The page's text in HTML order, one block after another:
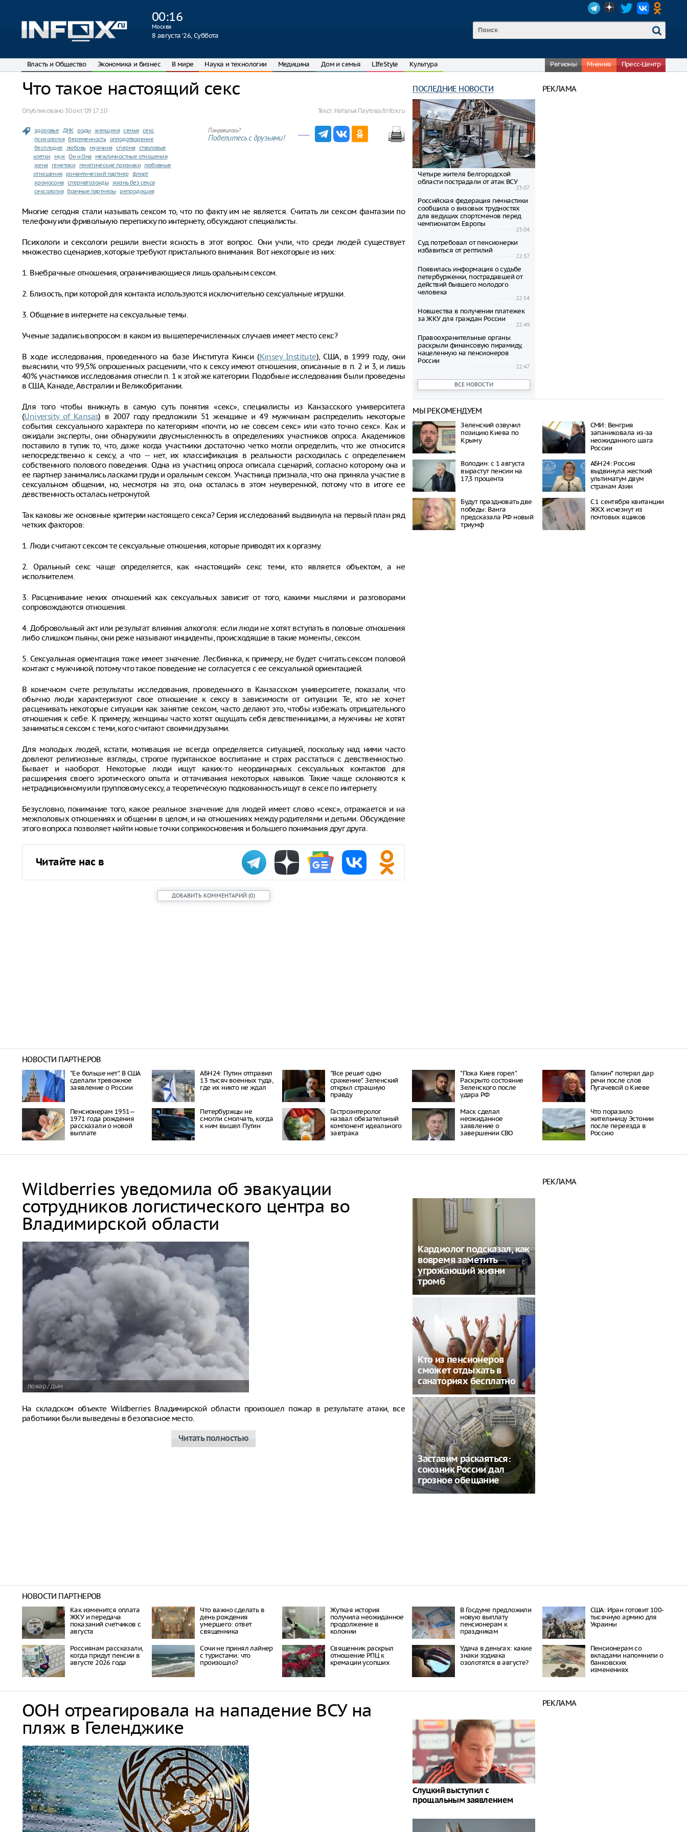
00:16
Москва
8 августа ‘26, Суббота
Власть и Общество Экономика и бизнес В мире Наука и технологии Медицина Дом и семья LIfeStyle Культура Регионы Мнения Пресс-Центр
Что такое настоящий секс
Опубликовано 30 окт. ‘09 17:10 Текст: Наталья Паутова/Infox.ru
здоровье ДНК роды женщина семья секс
психология беременность оплодотворение
бесплодие любовь мужчина сперма стволовые
клетки
муж Он и Она межличностные отношения
жена генетики генетические признаки любовные
отношения романтический партнер флирт
хромосома сперматозоиды жизнь без секса
сексология брачные партнеры репродукция
Понравилось?
Поделитесь с друзьями!
Многие сегодня стали называть сексом то, что по факту им не является. Считать ли сексом фантазии по
телефону или фривольную переписку по интернету, обсуждают специалисты.
Психологи и сексологи решили внести ясность в этот вопрос. Они учли, что среди людей существует
множество сценариев, которые требуют пристального внимания. Вот некоторые из них:
1. Внебрачные отношения, ограничивающиеся лишь оральным сексом.
2. Близость, при которой для контакта используются исключительно сексуальные игрушки.
3. Общение в интернете на сексуальные темы.
Ученые задались вопросом: в каком из вышеперечисленных случаев имеет место секс?
В ходе исследования, проведенного на базе Института Кинси (Kinsey Institute), США, в 1999 году, они
выяснили, что 99,5% опрошенных расценили, что к сексу имеют отношения, описанные в п. 2 и 3, и лишь
40% участников исследования отнесли п. 1 к этой же категории. Подобные исследования были проведены
в США, Канаде, Австралии и Великобритании.
Для того чтобы вникнуть в самую суть понятия «секс», специалисты из Канзасского университета
(University of Kansas) в 2007 году предложили 51 женщине и 49 мужчинам распределить некоторые
события сексуального характера по категориям «почти, но не совсем секс» или «это точно секс». Как и
ожидали эксперты, они обнаружили двусмысленность в определениях участников опроса. Академиков
поставило в тупик то, что, даже когда участники достаточно четко могли определить, что же относится
непосредственно к сексу, а что -- нет, их классификация в реальности расходилась с определением
собственного полового поведения. Одна из участниц опроса описала сценарий, согласно которому она и
ее партнер занимались ласками груди и оральным сексом. Участница признала, что она приняла участие в
сексуальном общении, но, несмотря на это, она осталась в этом неуверенной, потому что в итоге ее
девственность осталась нетронутой.
Так каковы же основные критерии настоящего секса? Серия исследований выдвинула на первый план ряд
четких факторов:
1. Люди считают сексом те сексуальные отношения, которые приводят их к оргазму.
2. Оральный секс чаще определяется, как «настоящий» секс теми, кто является объектом, а не
исполнителем.
3. Расценивание неких отношений как сексуальных зависит от того, какими мыслями и разговорами
сопровождаются отношения.
4. Добровольный акт или результат влияния алкоголя: если люди не хотят вступать в половые отношения
либо слишком пьяны, они реже называют инциденты, происходящие в такие моменты, сексом.
5. Сексуальная ориентация тоже имеет значение. Лесбиянка, к примеру, не будет считать сексом половой
контакт с мужчиной, потому что такое поведение не согласуется с ее сексуальной ориентацией.
В конечном счете результаты исследования, проведенного в Канзасском университете, показали, что
обычно люди характеризуют свое отношение к сексу в зависимости от ситуации. Те, кто не хочет
расценивать некоторые ситуации как занятие сексом, часто делают это, чтобы избежать отрицательного
отношения к себе. К примеру, женщины часто хотят ощущать себя девственницами, а мужчины не хотят
заниматься сексом с теми, кого считают своими друзьями.
Для молодых людей, кстати, мотивация не всегда определяется ситуацией, поскольку над ними часто
довлеют религиозные взгляды, строгое пуританское воспитание и страх расстаться с девственностью.
Бывает и наоборот. Некоторые люди ищут каких-то неординарных сексуальных контактов для
расширения своего эротического опыта и оттачивания некоторых навыков. Такие чаще склоняются к
нетрадиционному или групповому сексу, а теоретическую подкованность ищут в сексе по интернету.
Безусловно, понимание того, какое реальное значение для людей имеет слово «секс», отражается и на
межполовых отношениях и общении в целом, и на отношениях между родителями и детьми. Обсуждение
этого вопроса позволяет найти новые точки соприкосновения и большего понимания друг друга.
Читайте нас в
ДОБАВИТЬ КОММЕНТАРИЙ (0)
ПОСЛЕДНИЕ НОВОСТИ
Четыре жителя Белгородской
области пострадали от атак ВСУ
23:07
Российская федерация гимнастики
сообщила о визовых трудностях
для ведущих спортсменов перед
чемпионатом Европы
23:04
Суд потребовал от пенсионерки
избавиться от рептилий
22:57
Появилась информация о судьбе
петербурженки, пострадавшей от
действий бывшего молодого
человека
22:54
Новшества в получении платежек
за ЖКУ для граждан России
22:49
Правоохранительные органы
раскрыли финансовую пирамиду,
нацеленную на пенсионеров
России
22:47
Северные олени гибнут на
Шпицбергене по неизвестной
22:42
Тысячи грузовиков застряли на
границе Украины и Польши
22:38
Младенец родился спустя полтора
часа после трагической гибели
матери, упавшей с 10-го этажа
16:21
Онищенко: в период простуд может
быть введено обязательное
ношение масок
Звезда реалити-шоу поужинала с
кошкой из одной миски, вызвав
отвращение у зрителей
ВСЕ НОВОСТИ
РЕКЛАМА
МЫ РЕКОМЕНДУЕМ
Зеленский озвучил
позицию Киева по
Крыму
СМИ: Венгрия
запаниковала из-за
неожиданного шага
России
Володин: с 1 августа
вырастут пенсии на
17,3 процента
АБН24: Россия
выдвинула жесткий
ультиматум двум
странам Азии
Будут праздновать две
победы: Ванга
предсказала РФ новый
триумф
С 1 сентября квитанции
ЖКХ исчезнут из
почтовых ящиков
НОВОСТИ ПАРТНЕРОВ
"Ее больше нет". В США
сделали тревожное
заявление о России
АБН24: Путин отправил
13 тысяч военных туда,
где их никто не ждал
"Все решит одно
сражение". Зеленский
открыл страшную
правду
"Пока Киев горел".
Раскрыто состояние
Зеленского после
удара РФ
Галкин* потерял дар
речи после слов
Пугачевой о Киеве
Пенсионерам 1951—
1971 года рождения
рассказали о новой
выплате
Петербуржцы не
смогли смолчать, когда
к ним вышел Путин
Гастроэнтеролог
назвал обязательный
компонент идеального
завтрака
Маск сделал
неожиданное
заявление о
завершении СВО
Что поразило
жительницу Эстонии
после переезда в
Россию
Wildberries уведомила об эвакуации
сотрудников логистического центра во
Владимирской области
пожар / дым
На складском объекте Wildberries Владимирской области произошел пожар в результате атаки, все
работники были выведены в безопасное место.
Читать полностью
Кардиолог подсказал, как
вовремя заметить
угрожающий жизни
тромб
Кто из пенсионеров
сможет отдыхать в
санаториях бесплатно
Заставим раскаяться:
союзник России дал
грозное обещание
РЕКЛАМА
НОВОСТИ ПАРТНЕРОВ
Как изменится оплата
ЖКУ и передача
показаний счетчиков с
августа
Что важно сделать в
день рождения
умершего: ответ
священника
Жуткая история
получила неожиданное
продолжение в
колонии
В Госдуме предложили
новую выплату
пенсионерам к
праздникам
США: Иран готовит 100-
тысячную армию для
Украины
Россиянам рассказали,
когда придут пенсии в
августе 2026 года
Сочи не принял лайнер
с туристами: что
произошло?
Священник раскрыл
отношение РПЦ к
кремации усопших
Удача в деньгах: какие
знаки зодиака
озолотятся в августе?
Пенсионерам со
вкладами напомнили о
банковских
изменениях
ООН отреагировала на нападение ВСУ на
пляж в Геленджике
Слуцкий выступил с
прощальным заявлением
РЕКЛАМА